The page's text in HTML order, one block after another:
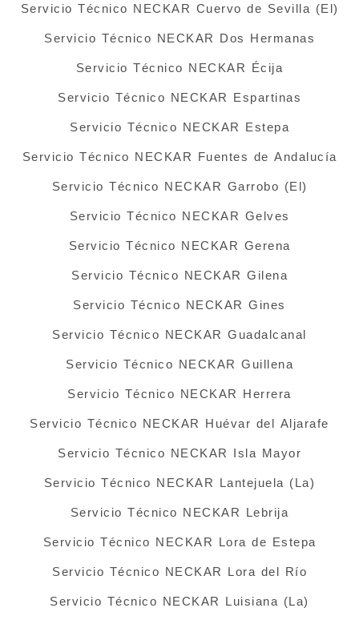
Servicio Técnico NECKAR Cuervo de Sevilla (El)
Servicio Técnico NECKAR Dos Hermanas
Servicio Técnico NECKAR Écija
Servicio Técnico NECKAR Espartinas
Servicio Técnico NECKAR Estepa
Servicio Técnico NECKAR Fuentes de Andalucía
Servicio Técnico NECKAR Garrobo (El)
Servicio Técnico NECKAR Gelves
Servicio Técnico NECKAR Gerena
Servicio Técnico NECKAR Gilena
Servicio Técnico NECKAR Gines
Servicio Técnico NECKAR Guadalcanal
Servicio Técnico NECKAR Guillena
Servicio Técnico NECKAR Herrera
Servicio Técnico NECKAR Huévar del Aljarafe
Servicio Técnico NECKAR Isla Mayor
Servicio Técnico NECKAR Lantejuela (La)
Servicio Técnico NECKAR Lebrija
Servicio Técnico NECKAR Lora de Estepa
Servicio Técnico NECKAR Lora del Río
Servicio Técnico NECKAR Luisiana (La)